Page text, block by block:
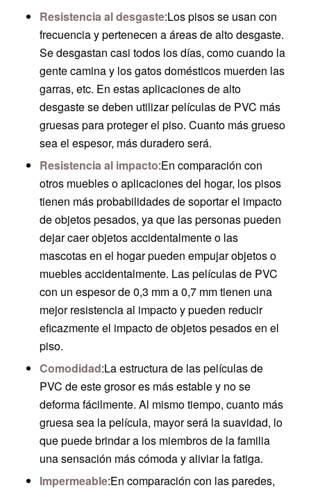
Resistencia al desgaste:Los pisos se usan con
frecuencia y pertenecen a áreas de alto desgaste.
Se desgastan casi todos los días, como cuando la
gente camina y los gatos domésticos muerden las
garras, etc. En estas aplicaciones de alto
desgaste se deben utilizar películas de PVC más
gruesas para proteger el piso. Cuanto más grueso
sea el espesor, más duradero será.
Resistencia al impacto:En comparación con
otros muebles o aplicaciones del hogar, los pisos
tienen más probabilidades de soportar el impacto
de objetos pesados, ya que las personas pueden
dejar caer objetos accidentalmente o las
mascotas en el hogar pueden empujar objetos o
muebles accidentalmente. Las películas de PVC
con un espesor de 0,3 mm a 0,7 mm tienen una
mejor resistencia al impacto y pueden reducir
eficazmente el impacto de objetos pesados en el
piso.
Comodidad:La estructura de las películas de
PVC de este grosor es más estable y no se
deforma fácilmente. Al mismo tiempo, cuanto más
gruesa sea la película, mayor será la suavidad, lo
que puede brindar a los miembros de la familia
una sensación más cómoda y aliviar la fatiga.
Impermeable:En comparación con las paredes,